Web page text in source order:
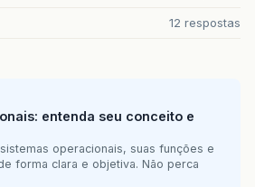
12 respostas
entenda seu conceito e
operacionais, suas funções e
forma clara e objetiva. Não perca